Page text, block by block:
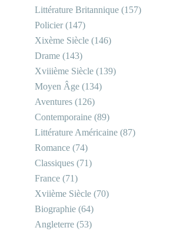
Littérature Britannique (157)
Policier(147)
Xixème Siècle (146)
Drame (143)
Xviiième Siècle (139)
Moyen Âge (134)
Aventures (126)
Contemporaine (89)
Littérature Américaine (87)
Romance (74)
Classiques (71)
France (71)
Xviième Siècle (70)
Biographie (64)
Angleterre (53)